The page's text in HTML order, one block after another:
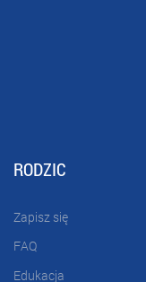
RODZIC
Zapisz się
FAQ
Edukacja